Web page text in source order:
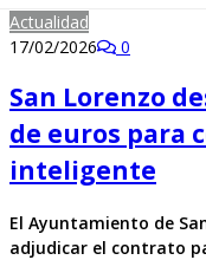
Actualidad
17/02/2026
0
San Lorenzo
de euros para
inteligente
El Ayuntamiento de
adjudicar el contrato